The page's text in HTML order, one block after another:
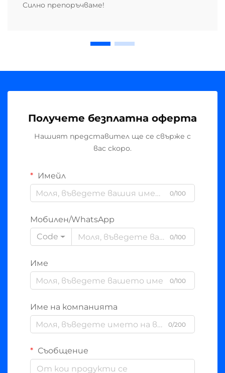
Силно препоръчваме!
Получете безплатна оферта
Нашият представител ще се свърже с
вас скоро.
Имейл
0/100
Мобилен/WhatsApp
Code
0/100
Име
0/100
Име на компанията
0/200
Съобщение